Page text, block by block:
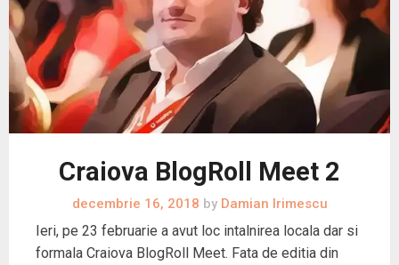
Craiova BlogRoll Meet 2
decembrie 16, 2018 byDamian Irimescu
Ieri, pe 23 februarie a avut loc intalnirea locala dar si
formala Craiova BlogRoll Meet. Fata de editia din